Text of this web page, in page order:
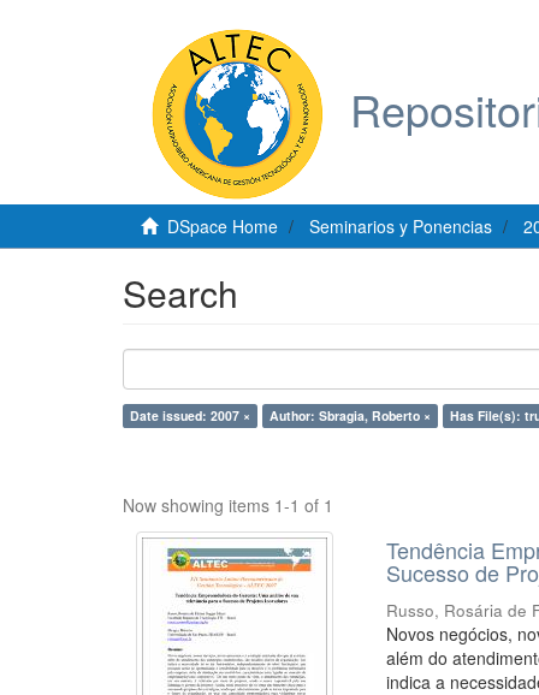
DSpace Home Seminarios y Ponencias
Search
Date issued: 2007 × Author: Sbragia, Roberto × Has File(s):
Now showing items 1-1 of 1
Tendência
Sucesso de
Russo, Rosária de
Novos negócios,
além do
indica a